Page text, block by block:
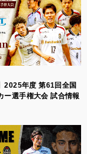
2025年度 第61回全国
ー選手権大会 試合情報